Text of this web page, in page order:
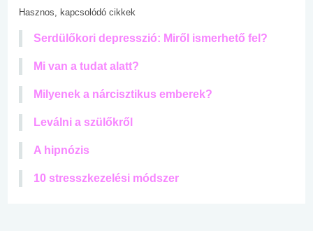
Hasznos, kapcsolódó cikkek
Serdülőkori depresszió: Miről ismerhető fel?
Mi van a tudat alatt?
Milyenek a nárcisztikus emberek?
Leválni a szülőkről
A hipnózis
10 stresszkezelési módszer